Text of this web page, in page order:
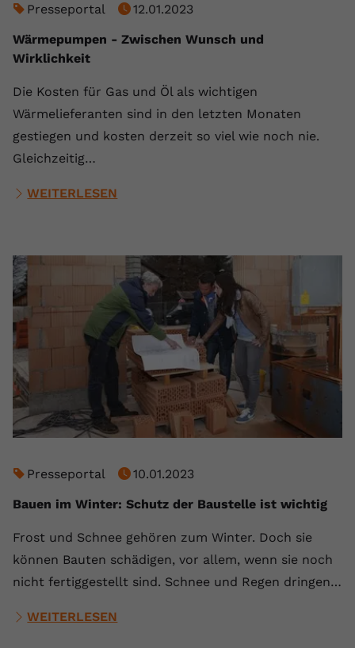
Presseportal
12.01.2023
Wärmepumpen - Zwischen Wunsch und
Wirklichkeit
Die Kosten für Gas und Öl als wichtigen
Wärmelieferanten sind in den letzten Monaten
gestiegen und kosten derzeit so viel wie noch nie.
Gleichzeitig…
WEITERLESEN
Presseportal
10.01.2023
Bauen im Winter: Schutz der Baustelle ist wichtig
Frost und Schnee gehören zum Winter. Doch sie
können Bauten schädigen, vor allem, wenn sie noch
nicht fertiggestellt sind. Schnee und Regen dringen…
WEITERLESEN